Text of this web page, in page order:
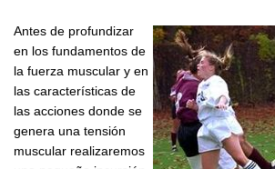
Antes de profundizar
en los fundamentos de
la fuerza muscular y en
las características de
las acciones donde se
genera una tensión
muscular realizaremos